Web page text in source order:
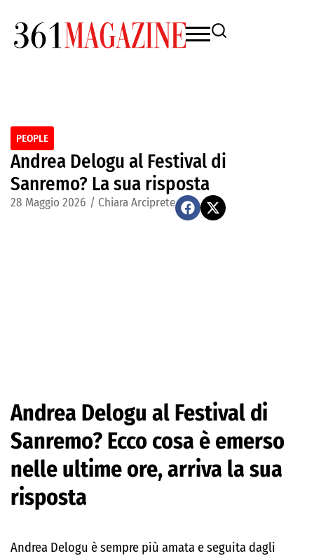
PEOPLE
Andrea Delogu al Festival di
Sanremo? La sua risposta
28 Maggio 2026 / Chiara Arciprete
Andrea Delogu al Festival di
Sanremo? Ecco cosa è emerso
nelle ultime ore, arriva la sua
risposta
Andrea Delogu è sempre più amata e seguita dagli